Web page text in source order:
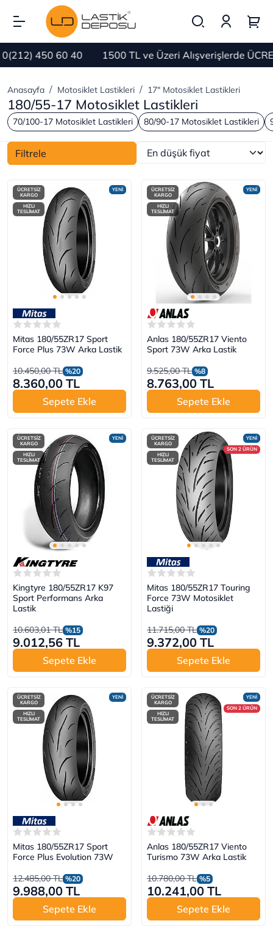
450 60 40 1500 TL ve Üzeri Alışverişlerde
Anasayfa Motosiklet Lastikleri 17" Motosiklet Lastikleri
180/55-17 Motosiklet Lastikleri
70/100-17 Motosiklet Lastikleri 80/90-17 Motosiklet Lastikleri
Filtrele
YENİ
ÜCRETSİZ
KARGO
HIZLI
TESLİMAT
Mitas 180/55ZR17 Sport
Force Plus 73W Arka Lastik
10.450,00 TL %20
8.360,00 TL
Sepete Ekle
YENİ
ÜCRETSİZ
KARGO
HIZLI
TESLİMAT
Anlas 180/55ZR17 Viento
Sport 73W Arka Lastik
9.525,00 TL %8
8.763,00 TL
Sepete Ekle
YENİ
ÜCRETSİZ
KARGO
HIZLI
TESLİMAT
Kingtyre 180/55ZR17 K97
Sport Performans Arka
Lastik
10.603,01 TL %15
9.012,56 TL
Sepete Ekle
YENİ
SON 2 ÜRÜN
ÜCRETSİZ
KARGO
HIZLI
TESLİMAT
Mitas 180/55ZR17 Touring
Force 73W Motosiklet
Lastiği
11.715,00 TL %20
9.372,00 TL
Sepete Ekle
YENİ
ÜCRETSİZ
KARGO
HIZLI
TESLİMAT
Mitas 180/55ZR17 Sport
Force Plus Evolution 73W
12.485,00 TL %20
9.988,00 TL
Sepete Ekle
YENİ
SON 2 ÜRÜN
ÜCRETSİZ
KARGO
HIZLI
TESLİMAT
Anlas 180/55ZR17 Viento
Turismo 73W Arka Lastik
10.780,00 TL %5
10.241,00 TL
Sepete Ekle